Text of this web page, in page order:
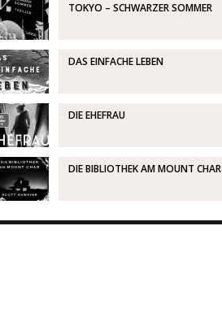
TOKYO – SCHWARZER SOMMER
DAS EINFACHE LEBEN
DIE EHEFRAU
DIE BIBLIOTHEK AM MOUNT CHAR